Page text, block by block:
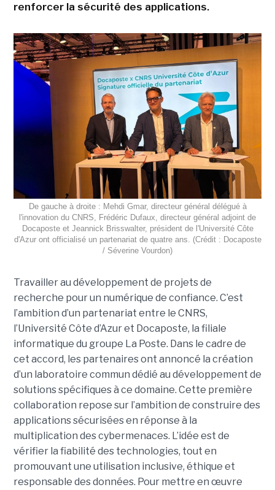
renforcer la sécurité des applications.
De gauche à droite : Mehdi Gmar, directeur général délégué à
l'innovation du CNRS, Frédéric Dufaux, directeur général adjoint de
Docaposte et Jeannick Brisswalter, président de l'Université Côte
d'Azur ont officialisé un partenariat de quatre ans. (Crédit : Docaposte
/ Séverine Vourdon)
Travailler au développement de projets de
recherche pour un numérique de confiance. C’est
l’ambition d’un partenariat entre le CNRS,
l’Université Côte d’Azur et Docaposte, la filiale
informatique du groupe La Poste. Dans le cadre de
cet accord, les partenaires ont annoncé la création
d’un laboratoire commun dédié au développement de
solutions spécifiques à ce domaine. Cette première
collaboration repose sur l’ambition de construire des
applications sécurisées en réponse à la
multiplication des cybermenaces. L’idée est de
vérifier la fiabilité des technologies, tout en
promouvant une utilisation inclusive, éthique et
responsable des données. Pour mettre en œuvre